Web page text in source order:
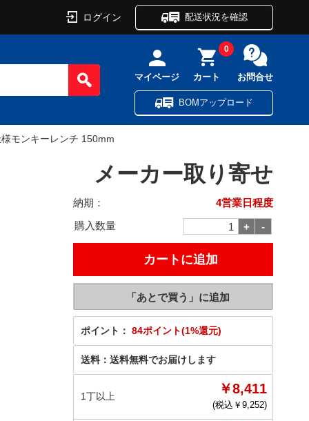
ログイン 配送状況を確認
マイページ カート
0
お問合せ
BOMアップロード
モンキーレンチ 150mm
メーカー取り寄せ
納期：
4営業日程度
購入数量
ポイント： 84ポイント(1%還元)
送料： 送料無料でお届けします
1丁以上 ￥8,411
(税込￥ 9,252)